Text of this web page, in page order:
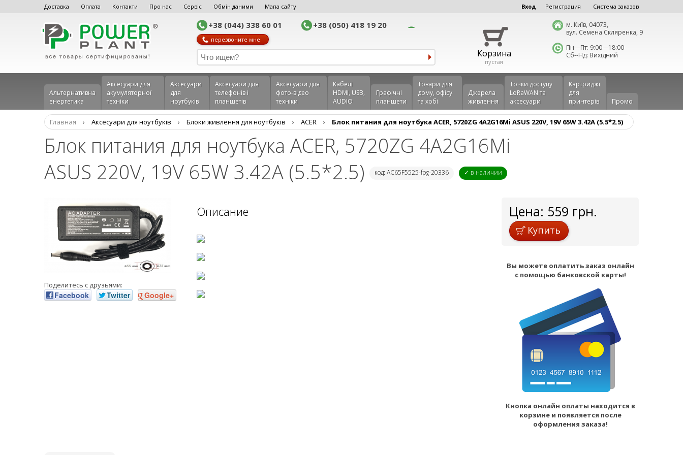
Доставка Оплата Контакти Про нас Сервіс Обмін даними Мапа сайту Вход Регистрация Система заказов
+38 (044) 338 60 01 +38 (050) 418 19 20
перезвоните мне
Корзина
пустая
м. Київ, 04073,
вул. Семена Скляренка, 9
Пн—Пт: 9:00—18:00
Сб--Нд: Вихідний
Альтернативна
енергетика
Аксесуари для
акумуляторної
техніки
Аксесуари
для
ноутбуків
Аксеcуари для
телефонів і
планшетів
Аксесуари для
фото-відео
техніки
Кабелі
HDMI, USB,
AUDIO
Графічні
планшети
Товари для
дому, офісу
та хобі
Джерела
живлення
Точки доступу
LoRaWAN та
аксесуари
Картриджі
для
принтерів
Промо
Главная › Аксесуари для ноутбуків › Блоки живлення для ноутбуків › ACER › Блок питания для ноутбука ACER, 5720ZG 4A2G16Mi ASUS 220V, 19V 65W 3.42A (5.5*2.5)
Блок питания для ноутбука ACER, 5720ZG 4A2G16Mi
ASUS 220V, 19V 65W 3.42A (5.5*2.5)
код: AC65F5525-fpg-20336 ✓ в наличии
Поделитесь с друзьями:
Facebook Twitter Google+
Описание Цена: 559 грн.
Купить
Вы можете оплатить заказ онлайн
с помощью банковской карты!
Кнопка онлайн оплаты находится в
корзине и появляется после
оформления заказа!